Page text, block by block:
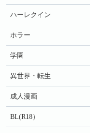
ハーレクイン
ホラー
学園
異世界・転生
成人漫画
BL(R18）